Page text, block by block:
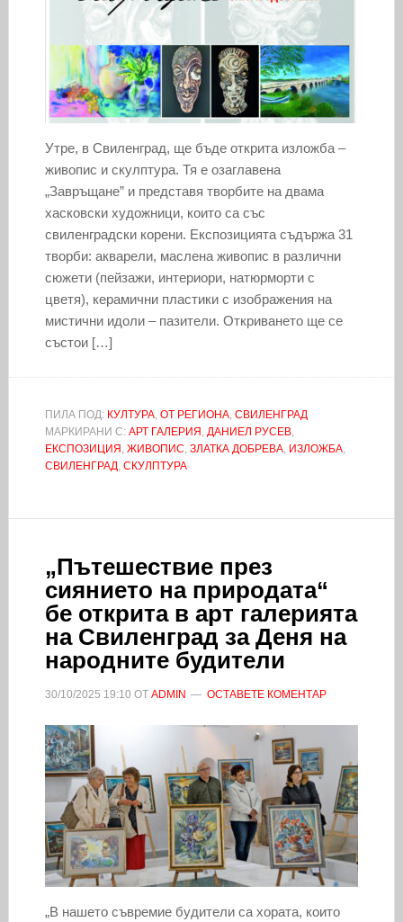
Утре, в Свиленград, ще бъде открита изложба –
живопис и скулптура. Тя е озаглавена
„Завръщане” и представя творбите на двама
хасковски художници, които са със
свиленградски корени. Експозицията съдържа 31
творби: акварели, маслена живопис в различни
сюжети (пейзажи, интериори, натюрморти с
цветя), керамични пластики с изображения на
мистични идоли – пазители. Откриването ще се
състои […]
ПИЛА ПОД: КУЛТУРА, ОТ РЕГИОНА, СВИЛЕНГРАД
МАРКИРАНИ С: АРТ ГАЛЕРИЯ , ДАНИЕЛ РУСЕВ,
ЕКСПОЗИЦИЯ , ЖИВОПИС, ЗЛАТКА ДОБРЕВА, ИЗЛОЖБА,
СВИЛЕНГРАД, СКУЛПТУРА
„Пътешествие през
сиянието на природата“
бе открита в арт галерията
на Свиленград за Деня на
народните будители
30/10/2025 19:10 ОТ ADMIN ОСТАВЕТЕ КОМЕНТАР
„В нашето съвремие будители са хората, които